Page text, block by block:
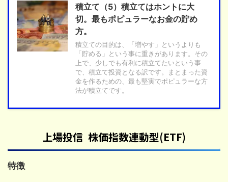
積立て（5）積立てはホントに大
切。最もポピュラーなお金の貯め
方。
積立ての目的は、「増やす」というよりも
「貯める」という事に重きがあります。その
上で、少しでも有利に積立てたいという事
で、積立て投資となる訳です。まとまった資
金を作るための、最も堅実でポピュラーな方
法が積立てです。
上場投信 株価指数連動型(ETF)
特徴